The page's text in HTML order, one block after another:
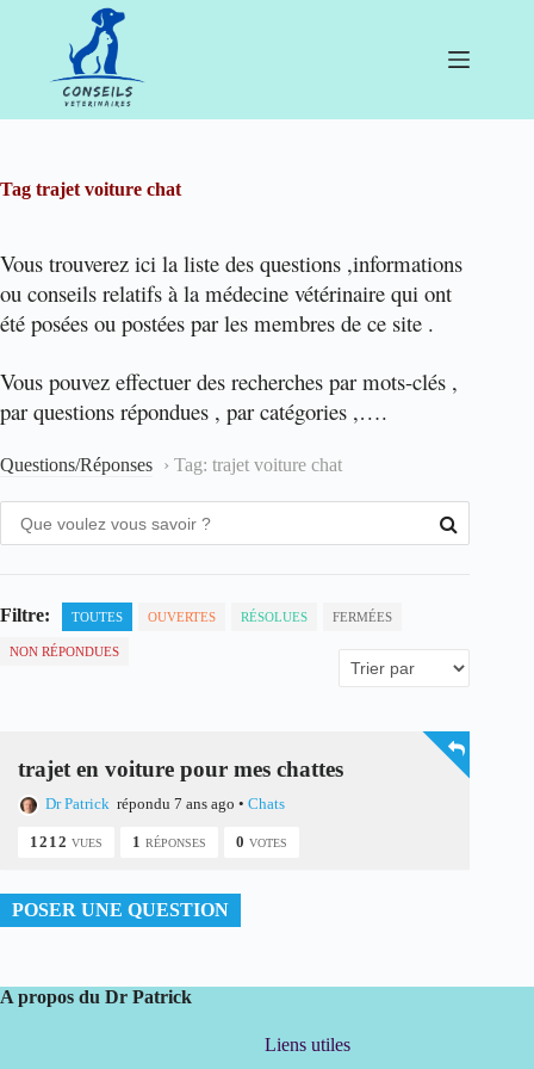
Tag trajet voiture chat
Vous trouverez ici la liste des questions ,informations
ou conseils relatifs à la médecine vétérinaire qui ont
été posées ou postées par les membres de ce site .
Vous pouvez effectuer des recherches par mots-clés ,
par questions répondues , par catégories ,….
Questions/Réponses › Tag: trajet voiture chat
Filtre: TOUTES OUVERTES RÉSOLUES FERMÉES
NON RÉPONDUES
trajet en voiture pour mes chattes
Dr Patrick répondu 7 ans ago • Chats
1212 VUES 1 RÉPONSES 0 VOTES
POSER UNE QUESTION
A propos du Dr Patrick
Liens utiles